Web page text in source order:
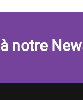
à notre